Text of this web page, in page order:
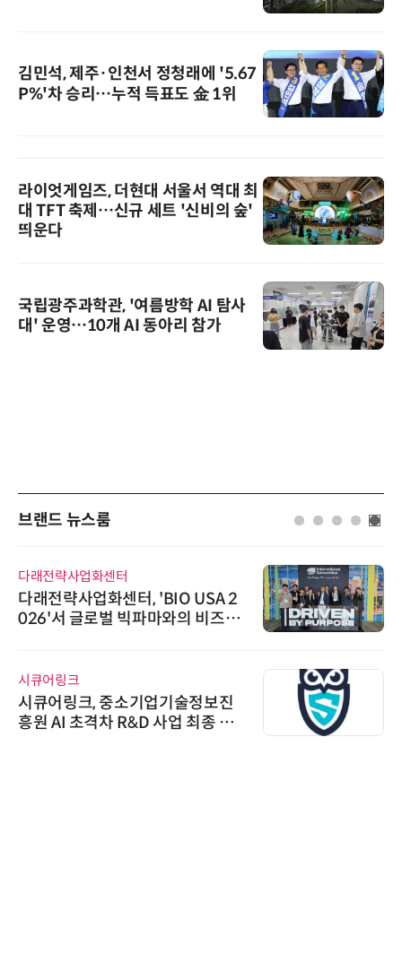
김민석, 제주·인천서 정청래에 '5.67
P%'차 승리…누적 득표도 金 1위
라이엇게임즈, 더현대 서울서 역대 최
대 TFT 축제…신규 세트 '신비의 숲'
띄운다
국립광주과학관, '여름방학 AI 탐사
대' 운영…10개 AI 동아리 참가
브랜드 뉴스룸
다래전략사업화센터
다래전략사업화센터, 'BIO USA 2
026'서 글로벌 빅파마와의 비즈니
시큐어링크
시큐어링크, 중소기업기술정보진
흥원 AI 초격차 R&D 사업 최종 선